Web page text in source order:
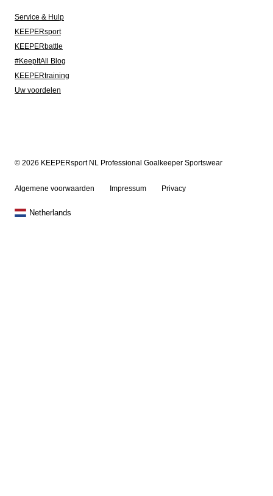
Service & Hulp
KEEPERsport
KEEPERbattle
#KeepItAll Blog
KEEPERtraining
Uw voordelen
© 2026 KEEPERsport NL Professional Goalkeeper Sportswear
Algemene voorwaarden Impressum Privacy
Netherlands